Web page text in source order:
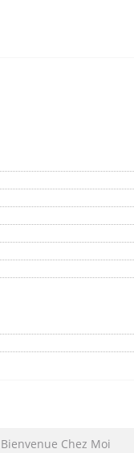
Bienvenue Chez Moi